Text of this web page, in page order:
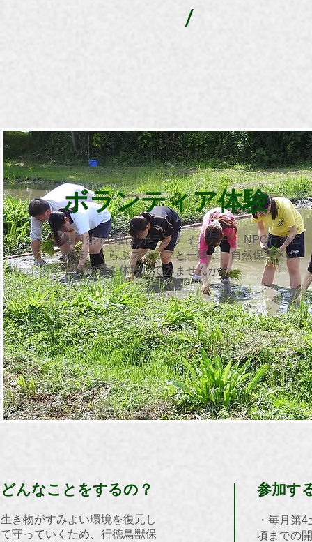
/
ボランティア体験
毎月第4土曜は“ボランティアデー”。NPO行徳自
然ほごくらぶスタッフと一緒に、自然保護区の
管理作業を体験してみませんか？
どんなことをするの？
生き物がすみよい環境を復元し
て守っていくため、行徳鳥獣保
参加す
・毎月第
頃までの